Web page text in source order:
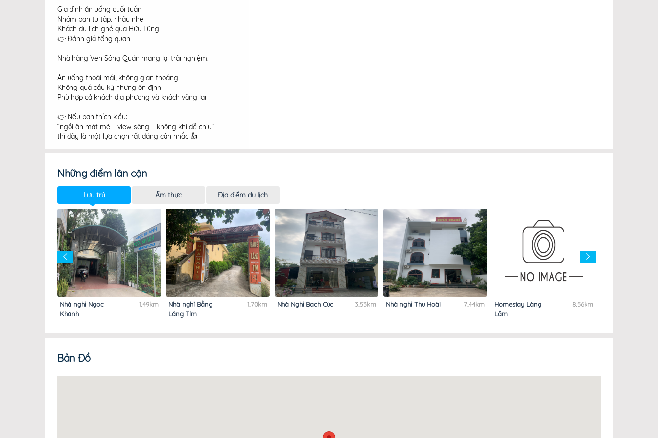
Gia đình ăn uống cuối tuần
Nhóm bạn tụ tập, nhậu nhẹ
Khách du lịch ghé qua Hữu Lũng
👉 Đánh giá tổng quan
Nhà hàng Ven Sông Quán mang lại trải nghiệm:
Ăn uống thoải mái, không gian thoáng
Không quá cầu kỳ nhưng ổn định
Phù hợp cả khách địa phương và khách vãng lai
👉 Nếu bạn thích kiểu:
“ngồi ăn mát mẻ – view sông – không khí dễ chịu”
thì đây là một lựa chọn rất đáng cân nhắc 👍
Những điểm lân cận
Lưu trú Ẩm thực Địa điểm du lịch
Nhà nghỉ Ngọc
Khánh
1,49km
Nhà nghỉ Bằng
Lăng Tím
1,70km Nhà Nghỉ Bạch Cúc 3,53km Nhà nghỉ Thu Hoài 7,44km
Homestay Làng
Lầm
8,56km
Bản Đồ